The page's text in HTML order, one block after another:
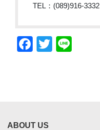
TEL：(089)916-3332
Facebook
Twitter
ABOUT US